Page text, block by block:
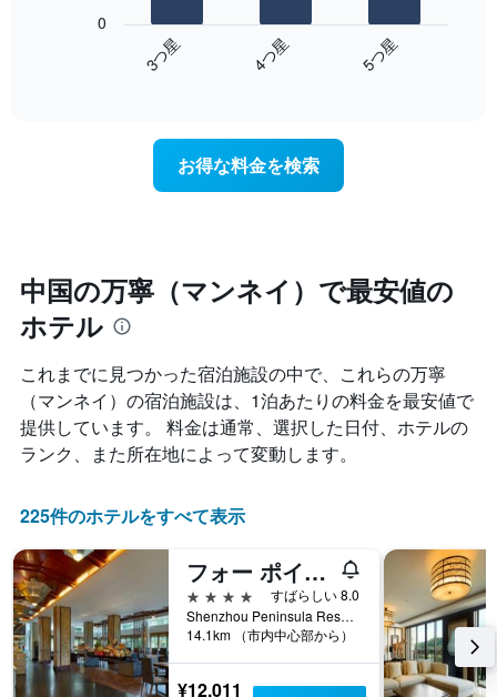
曜
日
を
し
て
い
ま
す。
Y
1​
本
は、
客
室
の
平
た
本
日
の
客
室
の
平
均
を
テ
ル
ラ
ン
ク
ご
と
3​つ星​ 4​つ星​ 5​つ星​
0
お得な料金を検索
中国の万寧（マンネイ）で最安値の
ホテル
これまでに見つかった宿泊施設の中で、これらの万寧
（マンネイ）​の宿泊施設は、1泊あたりの料金を最安値で
提供しています。 料金は通常、選択した日付、ホテルの
ランク、また所在地によって変動します。
225件のホテルをすべて表示
フォー ポインツ バイ シェラトン シェンジョウ ペニンシュラ (神州半岛福朋酒店)
4つ星
すばらしい 8.0
Shenzhou Peninsula Resort District, 万寧（マンネイ）, 中国
14.1km （市内中心部から）
¥12,011